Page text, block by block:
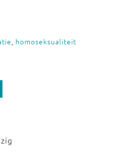
, homoseksualiteit